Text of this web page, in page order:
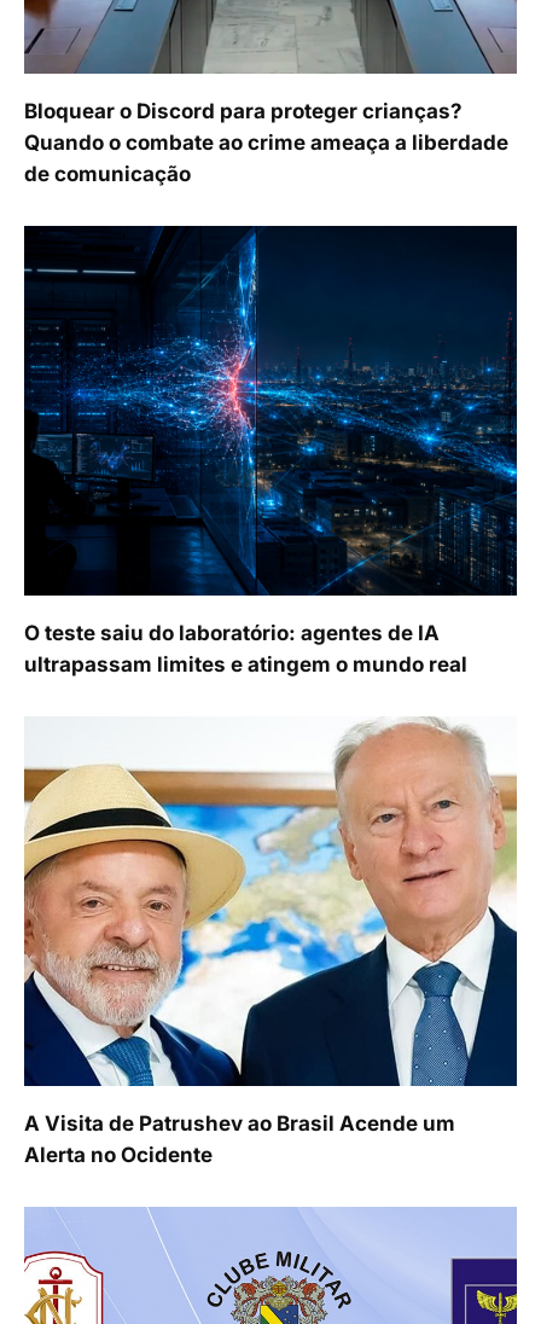
Bloquear o Discord para proteger crianças?
Quando o combate ao crime ameaça a liberdade
de comunicação
O teste saiu do laboratório: agentes de IA
ultrapassam limites e atingem o mundo real
A Visita de Patrushev ao Brasil Acende um
Alerta no Ocidente